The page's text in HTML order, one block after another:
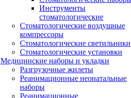
Инструменты
стоматологические
Стоматологические воздушные
компрессоры
Стоматологические светильники
Стоматологические установки
Медицинские наборы и укладки
Разгрузочные жилеты
Реанимационные неонатальные
наборы
Реанимационные